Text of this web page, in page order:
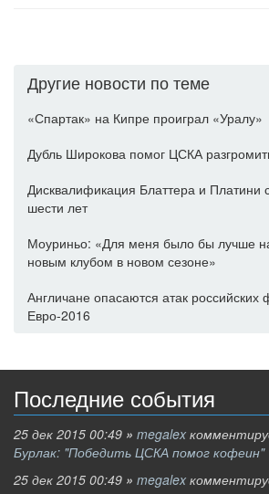
Другие новости по теме
«Спартак» на Кипре проиграл «Уралу»
Дубль Широкова помог ЦСКА
Дисквалификация Блаттера и Платини
шести лет
Моуриньо: «Для меня было бы лучше
новым клубом в новом сезоне»
Англичане опасаются атак российских
Евро-2016
Последние события
25 дек 2015 00:49 » megalex
Бурлак: "Победить ЦСКА помог кофеин"
25 дек 2015 00:49 » megalex